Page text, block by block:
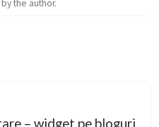
by the author.
– widget pe bloguri